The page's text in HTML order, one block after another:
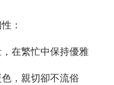
：
在繁忙中保持優雅
，親切卻不流俗